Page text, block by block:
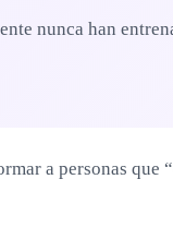
nunca han
a personas que